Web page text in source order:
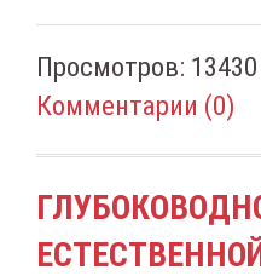
Просмотров: 13430
Комментарии (0)